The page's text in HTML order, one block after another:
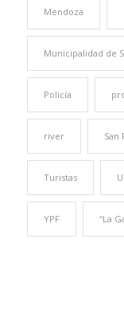
Mendoza
Municipalidad de
Policía
river San
Turistas
YPF “La